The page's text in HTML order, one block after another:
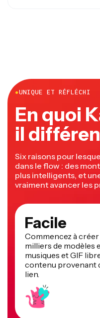
avec du texte sur
Équipé d'une immense
un large choix
ressortir n'importe quel
●UNIQUE ET RÉFLÉCHI
En quoi
il
Six raisons pour
dans le flow : des
plus intelligents, et
vraiment avancer les
Facile
Commencez à
milliers de modèles
musiques et GIF
contenu provenant
lien.